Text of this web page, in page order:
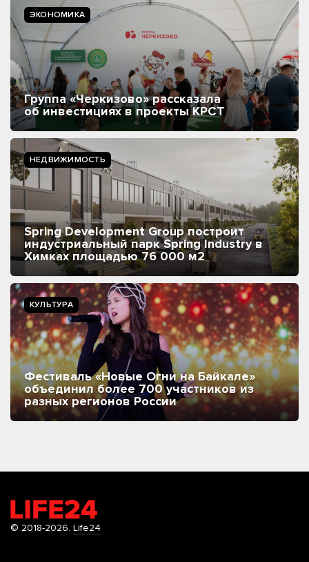
ЭКОНОМИКА
Группа «Черкизово» рассказала
об инвестициях в проекты КРСТ
НЕДВИЖИМОСТЬ
Spring Development Group построит
индустриальный парк Spring Industry в
Химках площадью 76 000 м2
КУЛЬТУРА
Фестиваль «Новые Огни на Байкале»
объединил более 700 участников из
разных регионов России
© 2018-2026. Life24